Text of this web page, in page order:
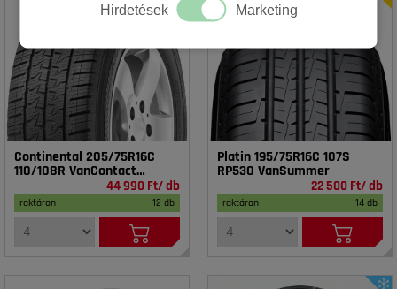
Continental 205/75R16C
110/108R VanContact
44 990 Ft/ db
raktáron 12 db
Platin 195/75R16C 107S
RP530 VanSummer
22 500 Ft/ db
raktáron 14 db
Hirdetések Marketing